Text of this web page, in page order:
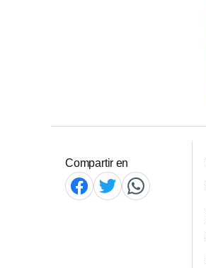
Compartir en